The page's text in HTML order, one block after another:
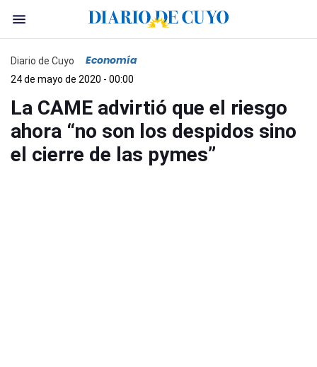
Diario de Cuyo Economía
24 de mayo de 2020 - 00:00
La CAME advirtió que el riesgo
ahora “no son los despidos sino
el cierre de las pymes”